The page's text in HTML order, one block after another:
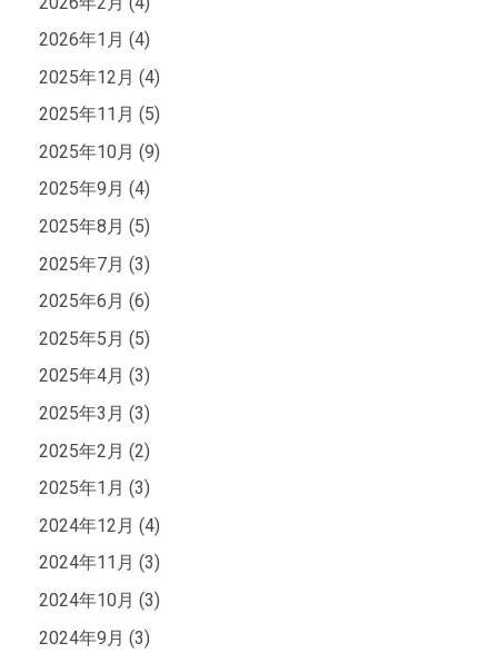
2026年1月 (4)
2025年12月 (4)
2025年11月 (5)
2025年10月 (9)
2025年9月 (4)
2025年8月 (5)
2025年7月 (3)
2025年6月 (6)
2025年5月 (5)
2025年4月 (3)
2025年3月 (3)
2025年2月 (2)
2025年1月 (3)
2024年12月 (4)
2024年11月 (3)
2024年10月 (3)
2024年9月 (3)